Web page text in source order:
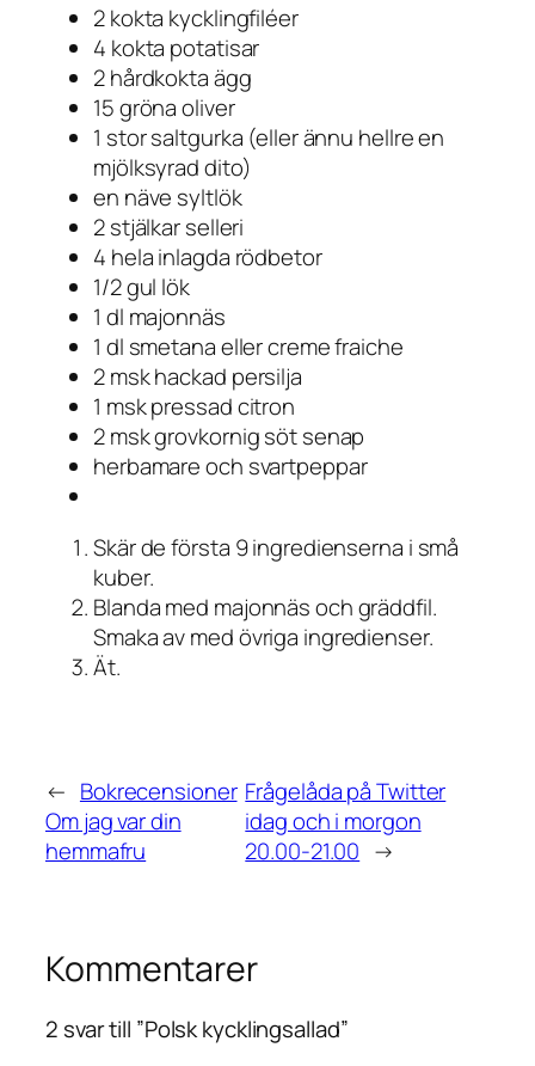
2 kokta kycklingfiléer
4 kokta potatisar
2 hårdkokta ägg
15 gröna oliver
1 stor saltgurka (eller ännu hellre en
mjölksyrad dito)
en näve syltlök
2 stjälkar selleri
4 hela inlagda rödbetor
1/2 gul lök
1 dl majonnäs
1 dl smetana eller creme fraiche
2 msk hackad persilja
1 msk pressad citron
2 msk grovkornig söt senap
herbamare och svartpeppar
Skär de första 9 ingredienserna i små
kuber.
Blanda med majonnäs och gräddfil.
Smaka av med övriga ingredienser.
Ät.
← Bokrecensioner
Om jag var din
hemmafru
Frågelåda på Twitter
idag och i morgon
20.00-21.00 →
Kommentarer
2 svar till ”Polsk kycklingsallad”